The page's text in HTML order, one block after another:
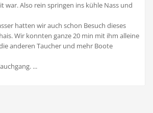
war. Also rein springen ins kühle Nass und
hatten wir auch schon Besuch dieses
Wir konnten ganze 20 min mit ihm alleine
anderen Taucher und mehr Boote
...